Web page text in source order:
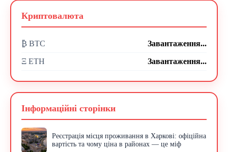
Криптовалюта
₿ BTC Завантаження...
Ξ ETH Завантаження...
Інформаційні сторінки
Реєстрація місця проживання в Харкові: офіційна
вартість та чому ціна в районах — це міф